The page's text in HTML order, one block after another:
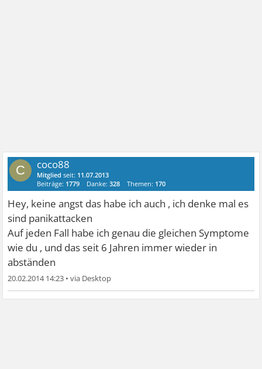
C coco88
Mitglied seit: 11.07.2013
Beiträge: 1779 Danke:328 Themen: 170
Hey, keine angst das habe ich auch , ich denke mal es
sind panikattacken
Auf jeden Fall habe ich genau die gleichen Symptome
wie du , und das seit 6 Jahren immer wieder in
abständen
20.02.2014 14:23 •